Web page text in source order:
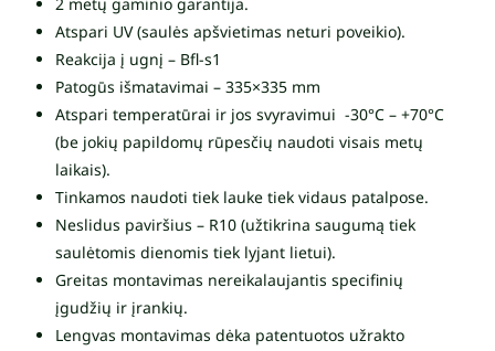
Atspari UV (saulės apšvietimas neturi poveikio).
Reakcija į ugnį – Bfl-s1
Patogūs išmatavimai – 335×335 mm
Atspari temperatūrai ir jos svyravimui -30°C – +70°C
(be jokių papildomų rūpesčių naudoti visais metų
laikais).
Tinkamos naudoti tiek lauke tiek vidaus patalpose.
Neslidus paviršius – R10 (užtikrina saugumą tiek
saulėtomis dienomis tiek lyjant lietui).
Greitas montavimas nereikalaujantis specifinių
įgudžių ir įrankių.
Lengvas montavimas dėka patentuotos užrakto